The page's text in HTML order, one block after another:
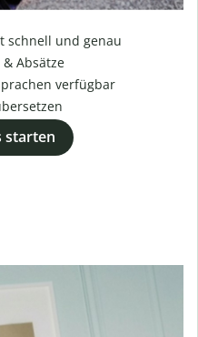
schnell und genau
Absätze
verfügbar
starten